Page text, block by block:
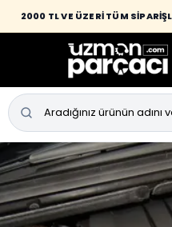
2000 TL VE ÜZERİ TÜM